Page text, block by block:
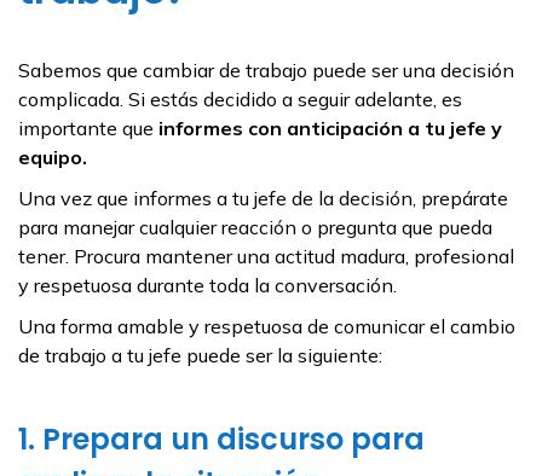
Sabemos que cambiar de trabajo puede ser una decisión
complicada. Si estás decidido a seguir adelante, es
importante que informes con anticipación a tu jefe y
equipo.
Una vez que informes a tu jefe de la decisión, prepárate
para manejar cualquier reacción o pregunta que pueda
tener. Procura mantener una actitud madura, profesional
y respetuosa durante toda la conversación.
Una forma amable y respetuosa de comunicar el cambio
de trabajo a tu jefe puede ser la siguiente:
1. Prepara un discurso para